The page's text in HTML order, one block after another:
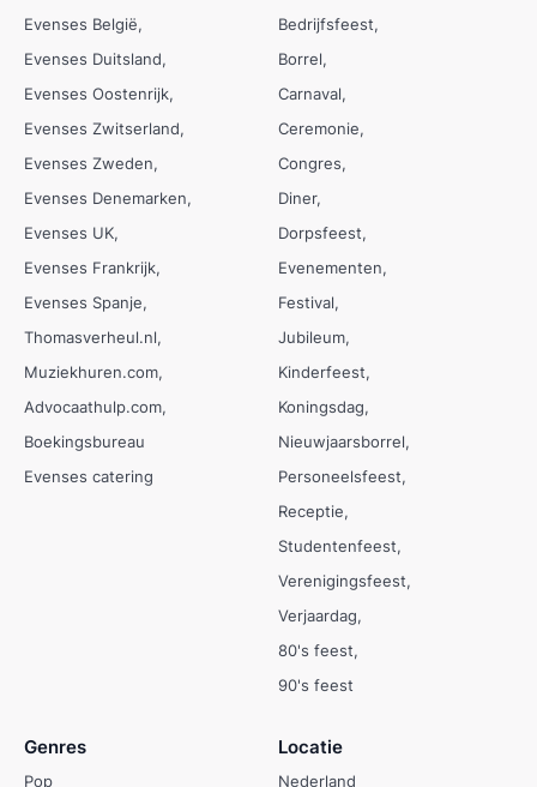
Evenses België
Evenses Duitsland
Evenses Oostenrijk
Evenses Zwitserland
Evenses Zweden
Evenses Denemarken
Evenses UK
Evenses Frankrijk
Evenses Spanje
Thomasverheul.nl
Muziekhuren.com
Advocaathulp.com
Boekingsbureau
Evenses catering
Bedrijfsfeest
Borrel
Carnaval
Ceremonie
Congres
Diner
Dorpsfeest
Evenementen
Festival
Jubileum
Kinderfeest
Koningsdag
Nieuwjaarsborrel
Personeelsfeest
Receptie
Studentenfeest
Verenigingsfeest
Verjaardag
80's feest
90's feest
Genres
Pop
Locatie
Nederland